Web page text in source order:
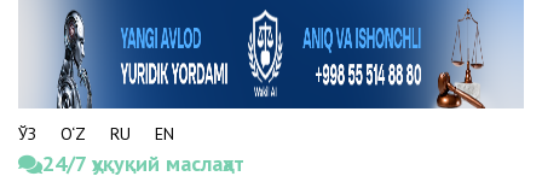
ЎЗ O‘Z RU EN
24/7 ҳуқуқий маслаҳат